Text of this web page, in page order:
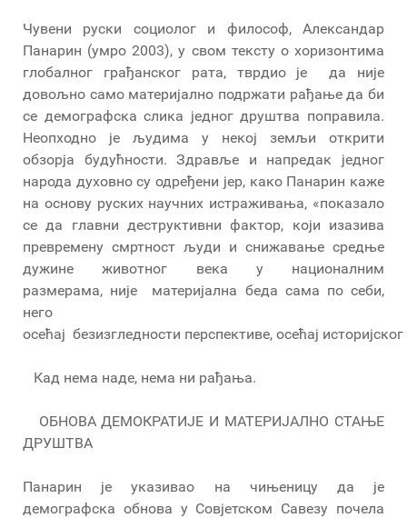
Чувени руски социолог и философ, Александар
Панарин (умро 2003), у свом тексту о хоризонтима
глобалног грађанског рата, тврдио је да није
довољно само материјално подржати рађање да би
се демографска слика једног друштва поправила.
Неопходно је људима у некој земљи открити
обзорја будућности. Здравље и напредак једног
народа духовно су одређени јер, како Панарин каже
на основу руских научних истраживања, «показало
се да главни деструктивни фактор, који изазива
превремену смртност људи и снижавање средње
дужине животног века у националним
размерама, није материјална беда сама по себи,
него
осећај безизгледности перспективе, осећај
Кад нема наде, нема ни рађања.
ОБНОВА ДЕМОКРАТИЈЕ И МАТЕРИЈАЛНО СТАЊЕ
ДРУШТВА
Панарин је указивао на чињеницу да је
демографска обнова у Совјетском Савезу почела